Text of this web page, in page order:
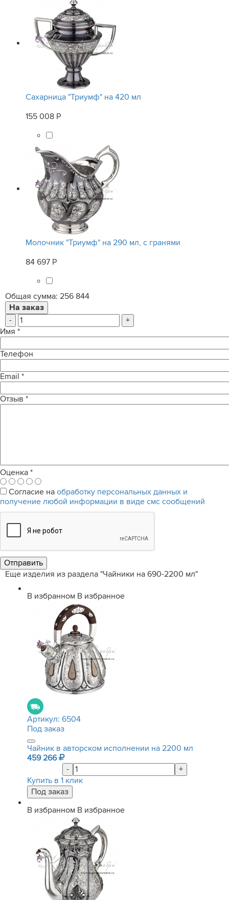
Сахарница "Триумф" на 420 мл
155 008 Р
Молочник "Триумф" на 290 мл, с гранями
84 697 Р
Общая сумма: 256 844
-
+
Имя *
Телефон
Email *
Отзыв *
Оценка *
Согласие на обработку персональных данных и
получение любой информации в виде смс сообщений
Еще изделия из раздела "Чайники на 690-2200 мл"
В избранном В избранное
Артикул: 6504
Под заказ
Чайник в авторском исполнении на 2200 мл
459 266
-
+
Купить в 1 клик
В избранном В избранное